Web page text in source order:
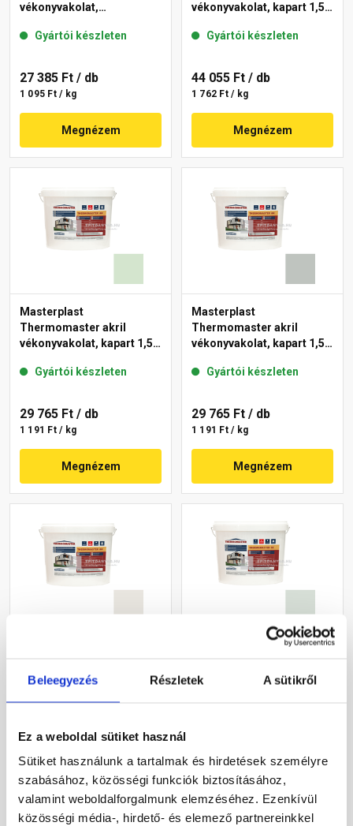
Beleegyezés Részletek A sütikről
Ez a weboldal sütiket használ
Sütiket használunk a tartalmak és hirdetések személyre
szabásához, közösségi funkciók biztosításához,
valamint weboldalforgalmunk elemzéséhez. Ezenkívül
közösségi média-, hirdető- és elemező partnereinkkel
vékonyvakolat,
43-E 25 kg
Gyártói készleten
27 385 Ft / db
1 095 Ft / kg
Megnézem
vékonyvakolat, kapart 1,5
Gyártói készleten
44 055 Ft / db
1 762 Ft / kg
Megnézem
Masterplast
Thermomaster akril
vékonyvakolat, kapart 1,5
Gyártói készleten
29 765 Ft / db
1 191 Ft / kg
Megnézem
Masterplast
Thermomaster akril
vékonyvakolat, kapart 1,5
Gyártói készleten
29 765 Ft / db
1 191 Ft / kg
Megnézem
vékonyvakolat, kapart 1,5
1 095 Ft / kg
Megnézem
vékonyvakolat, kapart 1,5
1 328 Ft / kg
Megnézem